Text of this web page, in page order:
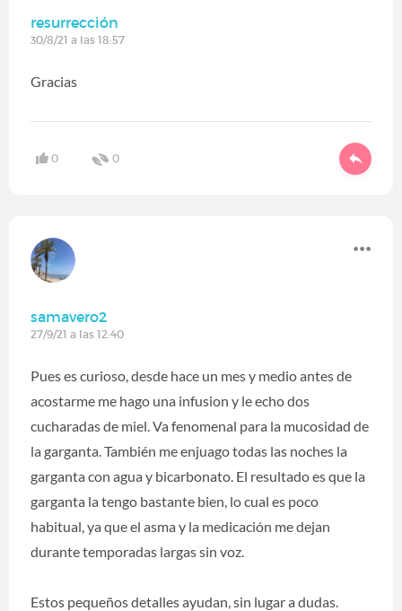
resurrección
30/8/21 a las 18:57
Gracias
0 0
samavero2
27/9/21 a las 12:40
Pues es curioso, desde hace un mes y medio antes de
acostarme me hago una infusion y le echo dos
cucharadas de miel. Va fenomenal para la mucosidad de
la garganta. También me enjuago todas las noches la
garganta con agua y bicarbonato. El resultado es que la
garganta la tengo bastante bien, lo cual es poco
habitual, ya que el asma y la medicación me dejan
durante temporadas largas sin voz.
Estos pequeños detalles ayudan, sin lugar a dudas.